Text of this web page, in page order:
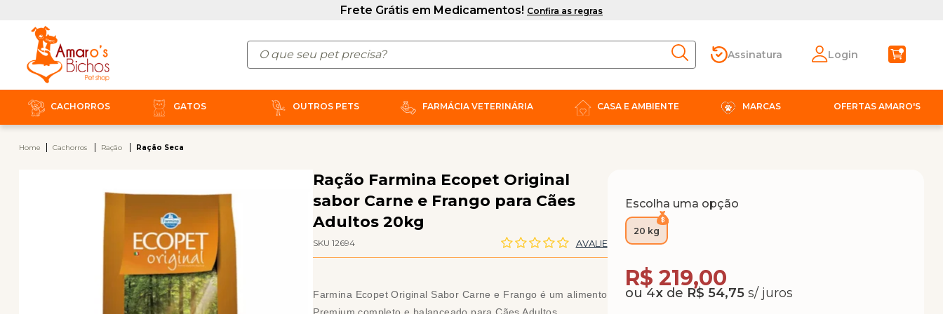
Assinatura Login
CACHORROS GATOS OUTROS PETS FARMÁCIA VETERINÁRIA CASA E AMBIENTE MARCAS OFERTAS AMARO'S
Home Cachorros Ração Ração Seca
Ração Farmina Ecopet Original
sabor Carne e Frango para Cães
Adultos 20kg
SKU 12694 AVALIE
Farmina Ecopet Original Sabor Carne e Frango é um alimento
Escolha uma opção
20 kg
R$ 219,00
4x de R$ 54,75